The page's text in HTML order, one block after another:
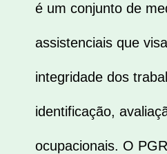
é um conjunto de
assistenciais que
integridade dos
identificação,
ocupacionais. O